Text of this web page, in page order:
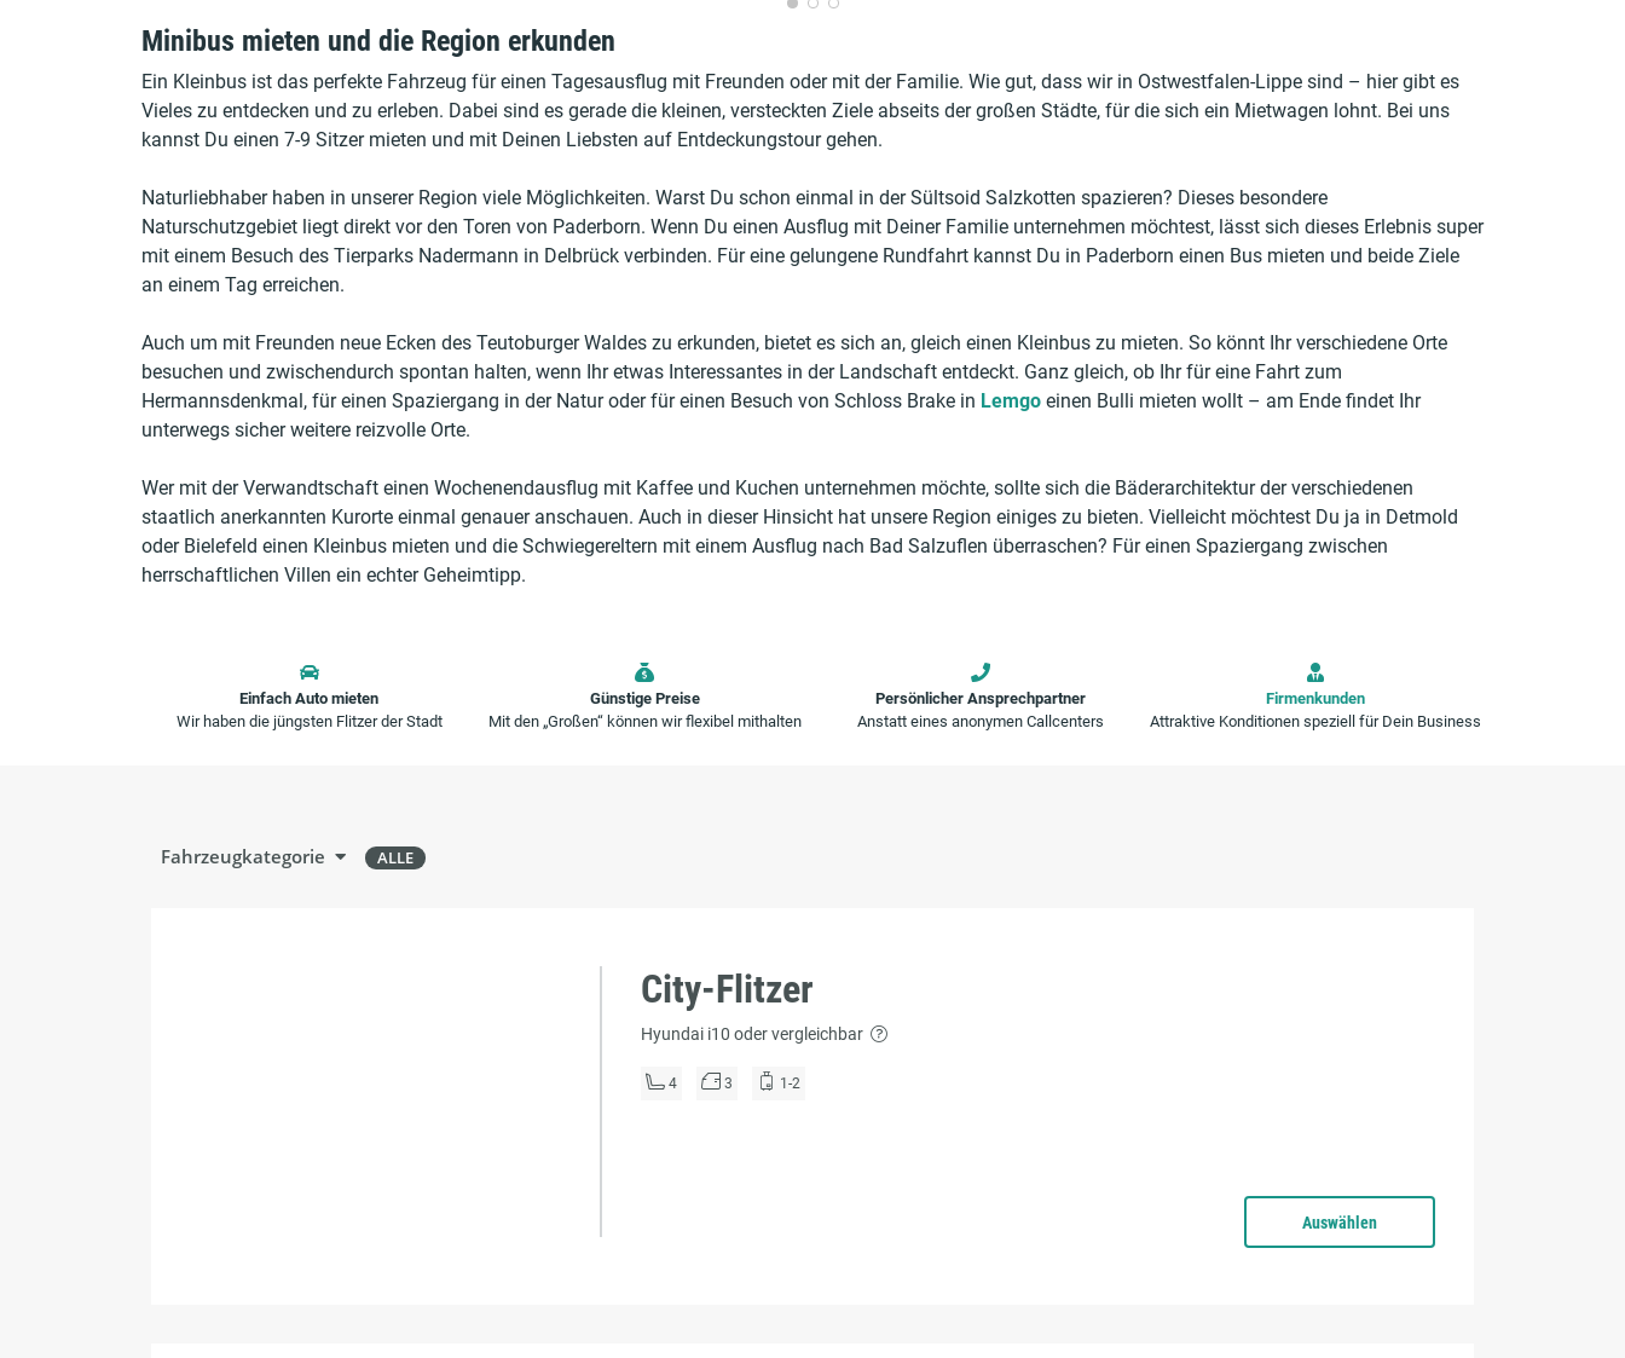
Minibus mieten und die Region erkunden
Ein Kleinbus ist das perfekte Fahrzeug für einen Tagesausflug mit Freunden oder mit der Familie. Wie gut, dass wir in Ostwestfalen-Lippe sind – hier gibt es
Vieles zu entdecken und zu erleben. Dabei sind es gerade die kleinen, versteckten Ziele abseits der großen Städte, für die sich ein Mietwagen lohnt. Bei uns
kannst Du einen 7-9 Sitzer mieten und mit Deinen Liebsten auf Entdeckungstour gehen.
Naturliebhaber haben in unserer Region viele Möglichkeiten. Warst Du schon einmal in der Sültsoid Salzkotten spazieren? Dieses besondere
Naturschutzgebiet liegt direkt vor den Toren von Paderborn. Wenn Du einen Ausflug mit Deiner Familie unternehmen möchtest, lässt sich dieses Erlebnis super
mit einem Besuch des Tierparks Nadermann in Delbrück verbinden. Für eine gelungene Rundfahrt kannst Du in Paderborn einen Bus mieten und beide Ziele
an einem Tag erreichen.
Auch um mit Freunden neue Ecken des Teutoburger Waldes zu erkunden, bietet es sich an, gleich einen Kleinbus zu mieten. So könnt Ihr verschiedene Orte
besuchen und zwischendurch spontan halten, wenn Ihr etwas Interessantes in der Landschaft entdeckt. Ganz gleich, ob Ihr für eine Fahrt zum
Hermannsdenkmal, für einen Spaziergang in der Natur oder für einen Besuch von Schloss Brake in Lemgo einen Bulli mieten wollt – am Ende findet Ihr
unterwegs sicher weitere reizvolle Orte.
Wer mit der Verwandtschaft einen Wochenendausflug mit Kaffee und Kuchen unternehmen möchte, sollte sich die Bäderarchitektur der verschiedenen
staatlich anerkannten Kurorte einmal genauer anschauen. Auch in dieser Hinsicht hat unsere Region einiges zu bieten. Vielleicht möchtest Du ja in Detmold
oder Bielefeld einen Kleinbus mieten und die Schwiegereltern mit einem Ausflug nach Bad Salzuflen überraschen? Für einen Spaziergang zwischen
herrschaftlichen Villen ein echter Geheimtipp.
Einfach Auto mieten
Wir haben die jüngsten Flitzer der Stadt
Günstige Preise
Mit den „Großen“ können wir flexibel mithalten
Persönlicher Ansprechpartner
Anstatt eines anonymen Callcenters
Firmenkunden
Attraktive Konditionen speziell für Dein Business
Fahrzeugkategorie ALLE
City-Flitzer
Hyundai i10 oder vergleichbar
4 3 1-2
Auswählen